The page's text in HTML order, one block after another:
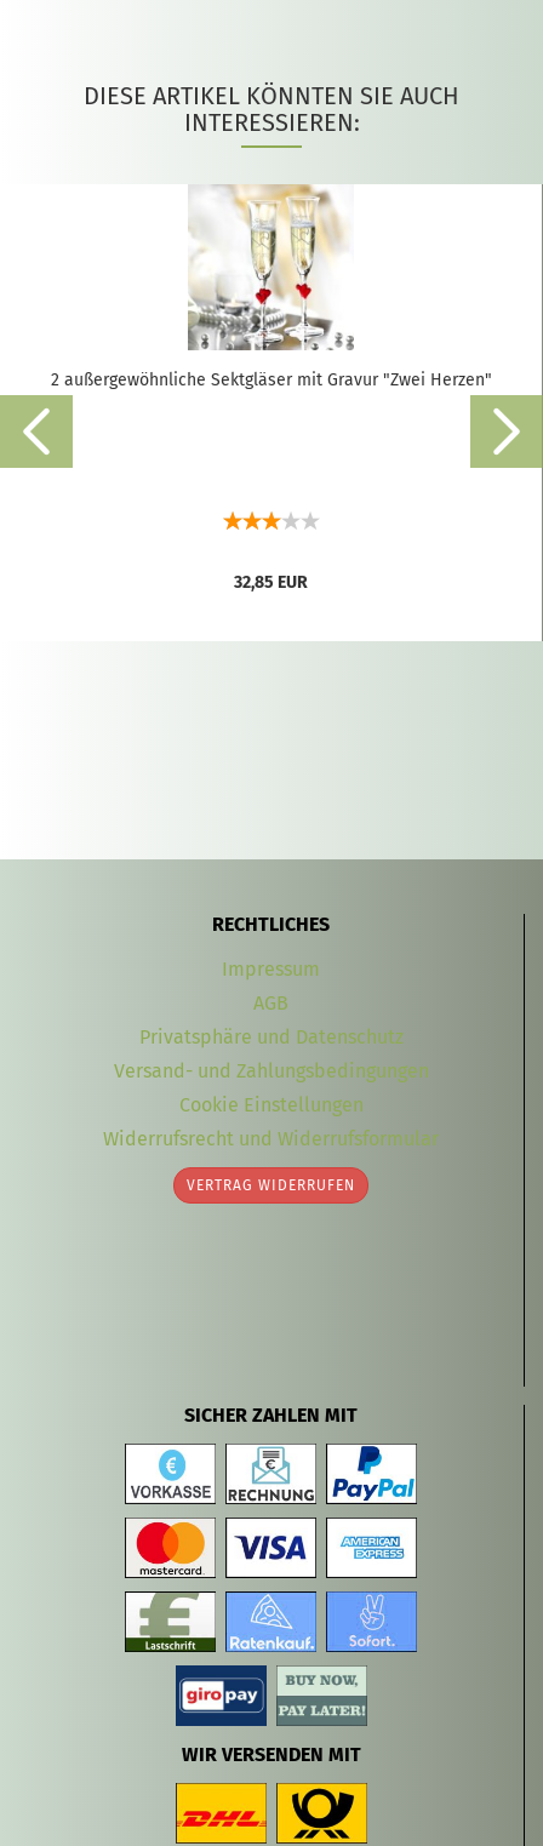
DIESE ARTIKEL KÖNNTEN SIE AUCH
INTERESSIEREN:
2 außergewöhnliche Sektgläser mit Gravur "Zwei Herzen"
32,85 EUR
RECHTLICHES
Impressum
AGB
Privatsphäre und Datenschutz
Versand- und Zahlungsbedingungen
Cookie Einstellungen
Widerrufsrecht und Widerrufsformular
VERTRAG WIDERRUFEN
SICHER ZAHLEN MIT
WIR VERSENDEN MIT